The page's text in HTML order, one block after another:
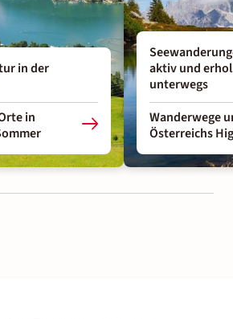
in der
in
aktiv und
unterwegs
Wanderwege
Österreichs